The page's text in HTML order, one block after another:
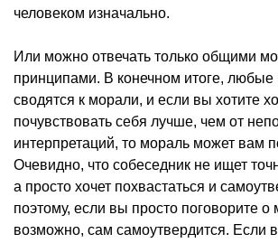
человеком изначально.
Или можно отвечать только общими
принципами. В конечном итоге, любые
сводятся к морали, и если вы хотите
почувствовать себя лучше, чем от
интерпретаций, то мораль может вам
Очевидно, что собеседник не ищет
а просто хочет похвастаться и
поэтому, если вы просто поговорите о
возможно, сам самоутвердится. Если